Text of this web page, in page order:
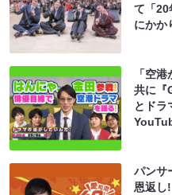
て「20
にかか
「空
共に『
とドラ
パンサ
恩返し